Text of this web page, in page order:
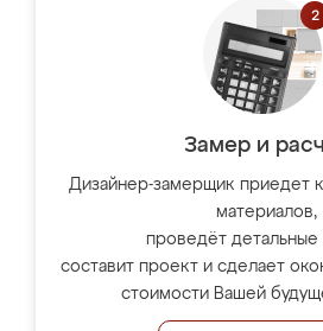
Замер и
Дизайнер-замерщик приедет
материалов,
проведёт детальные
составит проект и сделает
стоимости Вашей